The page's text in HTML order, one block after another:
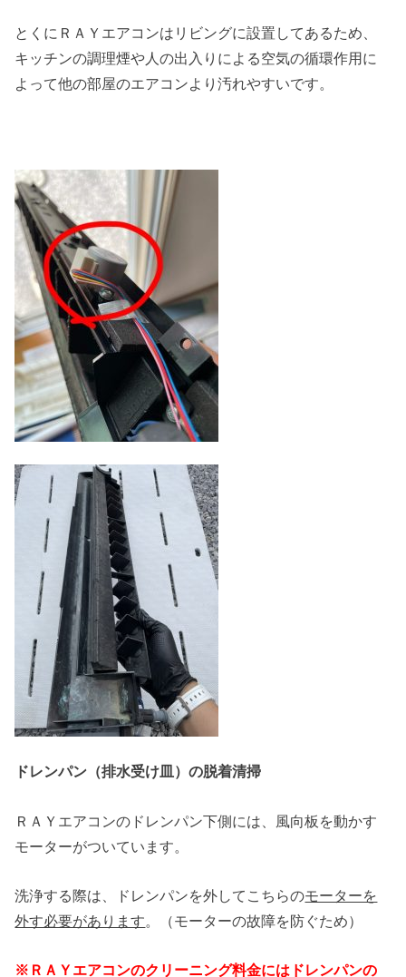
とくにＲＡＹエアコンはリビングに設置してあるため、
キッチンの調理煙や人の出入りによる空気の循環作用に
よって他の部屋のエアコンより汚れやすいです。
ドレンパン（排水受け皿）の脱着清掃
ＲＡＹエアコンのドレンパン下側には、風向板を動かす
モーターがついています。
洗浄する際は、ドレンパンを外してこちらのモーターを
外す必要があります。（モーターの故障を防ぐため）
※ＲＡＹエアコンのクリーニング料金にはドレンパンの